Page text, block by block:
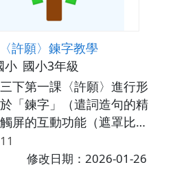
許願〉鍊字教學
小 國小3年級
下第一課〈許願〉進行形
「鍊字」（遣詞造句的精
屏的互動功能（遮罩比
導學生細讀文本。透過
人描寫」的對比，讓學生
修改日期：2026-01-26